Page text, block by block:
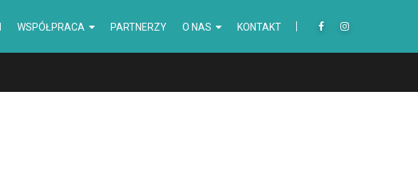
WSPÓŁPRACA PARTNERZY O NAS KONTAKT